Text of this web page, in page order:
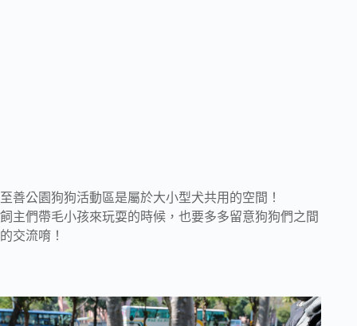
至善公園狗狗活動區是屬於大小型犬共用的空間！
飼主們帶毛小孩來玩耍的時候，也要多多留意狗狗們之間
的交流唷！